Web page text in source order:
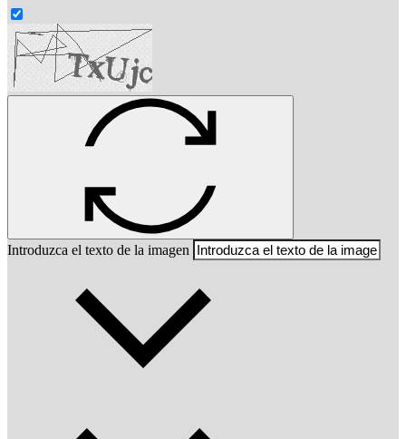
Introduzca el texto de la imagen